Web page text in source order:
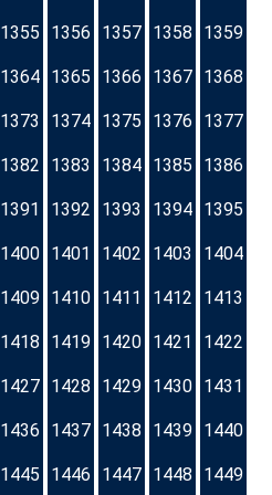
1355 1356 1357 1358 1359
1364 1365 1366 1367 1368
1373 1374 1375 1376 1377
1382 1383 1384 1385 1386
1391 1392 1393 1394 1395
1400 1401 1402 1403 1404
1409 1410 1411 1412 1413
1418 1419 1420 1421 1422
1427 1428 1429 1430 1431
1436 1437 1438 1439 1440
1445 1446 1447 1448 1449